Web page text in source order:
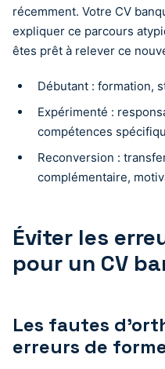
récemment. Votre CV
expliquer ce parcours
êtes prêt à relever ce
Débutant : formation,
Expérimenté :
compétences
Reconversion :
complémentaire,
Éviter les
pour un CV
Les fautes
erreurs de